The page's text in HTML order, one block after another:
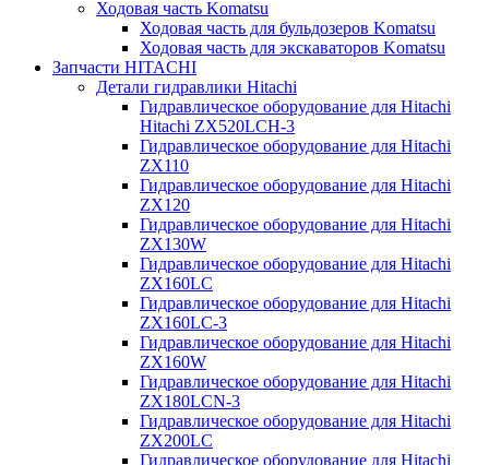
Ходовая часть Komatsu
Ходовая часть для бульдозеров Komatsu
Ходовая часть для экскаваторов Komatsu
Запчасти HITACHI
Детали гидравлики Hitachi
Гидравлическое оборудование для Hitachi
Hitachi ZX520LCH-3
Гидравлическое оборудование для Hitachi
ZX110
Гидравлическое оборудование для Hitachi
ZX120
Гидравлическое оборудование для Hitachi
ZX130W
Гидравлическое оборудование для Hitachi
ZX160LC
Гидравлическое оборудование для Hitachi
ZX160LC-3
Гидравлическое оборудование для Hitachi
ZX160W
Гидравлическое оборудование для Hitachi
ZX180LCN-3
Гидравлическое оборудование для Hitachi
ZX200LC
Гидравлическое оборудование для Hitachi